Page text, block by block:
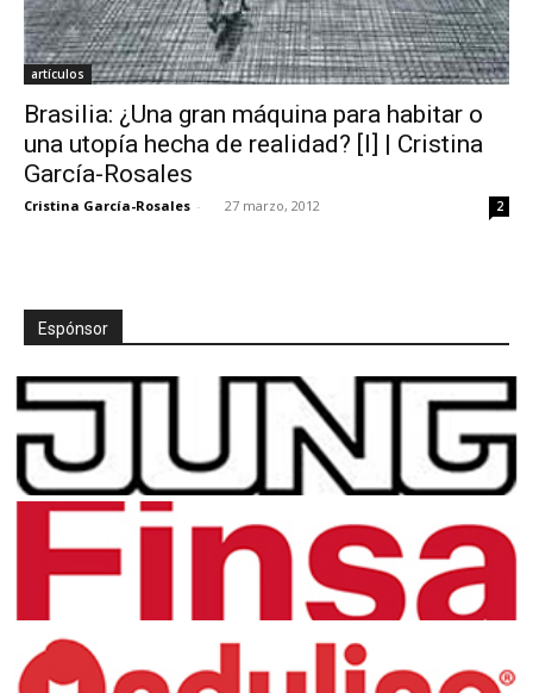
artículos
Brasilia: ¿Una gran máquina para habitar o
una utopía hecha de realidad? [I] | Cristina
García-Rosales
Cristina García-Rosales - 27 marzo, 2012 2
Espónsor